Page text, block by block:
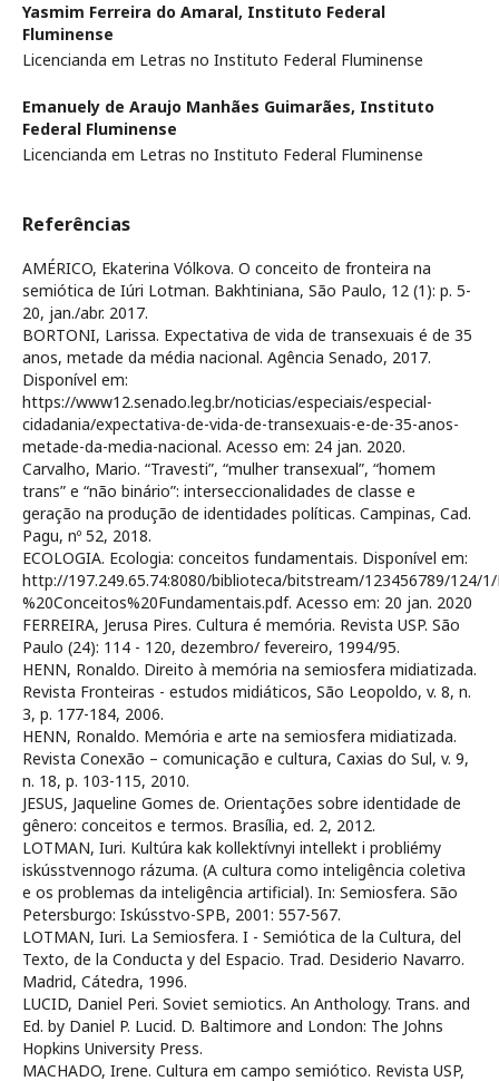
Yasmim Ferreira do Amaral, Instituto Federal
Fluminense
Licencianda em Letras no Instituto Federal Fluminense
Emanuely de Araujo Manhães Guimarães, Instituto
Federal Fluminense
Licencianda em Letras no Instituto Federal Fluminense
Referências
AMÉRICO, Ekaterina Vólkova. O conceito de fronteira na
semiótica de Iúri Lotman. Bakhtiniana, São Paulo, 12 (1): p. 5-
20, jan./abr. 2017.
BORTONI, Larissa. Expectativa de vida de transexuais é de 35
anos, metade da média nacional. Agência Senado, 2017.
Disponível em:
https://www12.senado.leg.br/noticias/especiais/especial-
cidadania/expectativa-de-vida-de-transexuais-e-de-35-anos-
metade-da-media-nacional. Acesso em: 24 jan. 2020.
Carvalho, Mario. “Travesti”, “mulher transexual”, “homem
trans” e “não binário”: interseccionalidades de classe e
geração na produção de identidades políticas. Campinas, Cad.
Pagu, nº 52, 2018.
ECOLOGIA. Ecologia: conceitos fundamentais. Disponível em:
http://197.249.65.74:8080/biblioteca/bitstream/123456789/124/1/
%20Conceitos%20Fundamentais.pdf. Acesso em: 20 jan. 2020
FERREIRA, Jerusa Pires. Cultura é memória. Revista USP. São
Paulo (24): 114 - 120, dezembro/ fevereiro, 1994/95.
HENN, Ronaldo. Direito à memória na semiosfera midiatizada.
Revista Fronteiras - estudos midiáticos, São Leopoldo, v. 8, n.
3, p. 177-184, 2006.
HENN, Ronaldo. Memória e arte na semiosfera midiatizada.
Revista Conexão – comunicação e cultura, Caxias do Sul, v. 9,
n. 18, p. 103-115, 2010.
JESUS, Jaqueline Gomes de. Orientações sobre identidade de
gênero: conceitos e termos. Brasília, ed. 2, 2012.
LOTMAN, Iuri. Kultúra kak kollektívnyi intellekt i probliémy
iskússtvennogo rázuma. (A cultura como inteligência coletiva
e os problemas da inteligência artificial). In: Semiosfera. São
Petersburgo: Iskússtvo-SPB, 2001: 557-567.
LOTMAN, Iuri. La Semiosfera. I - Semiótica de la Cultura, del
Texto, de la Conducta y del Espacio. Trad. Desiderio Navarro.
Madrid, Cátedra, 1996.
LUCID, Daniel Peri. Soviet semiotics. An Anthology. Trans. and
Ed. by Daniel P. Lucid. D. Baltimore and London: The Johns
Hopkins University Press.
MACHADO, Irene. Cultura em campo semiótico. Revista USP,